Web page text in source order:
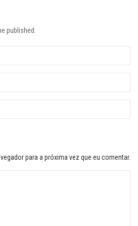
published.
para a próxima vez que eu comentar.